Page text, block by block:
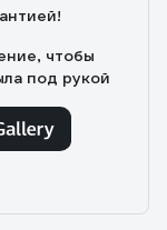
чтобы
под рукой